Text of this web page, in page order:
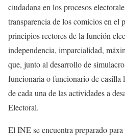
ciudadana en los procesos
transparencia de los comicios en el
principios rectores de la función
independencia, imparcialidad,
que, junto al desarrollo de
funcionaria o funcionario de casilla
de cada una de las actividades a
Electoral.
El INE se encuentra preparado